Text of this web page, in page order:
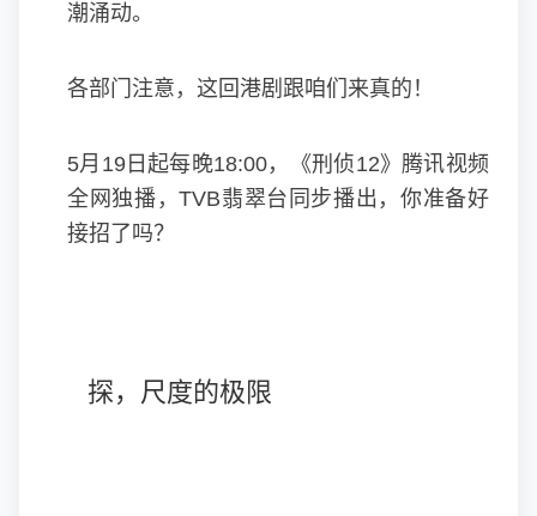
潮涌动。
各部门注意，这回港剧跟咱们来真的！
5月19日起每晚18:00，《刑侦12》腾讯视频
全网独播，TVB翡翠台同步播出，你准备好
接招了吗？
探，尺度的极限